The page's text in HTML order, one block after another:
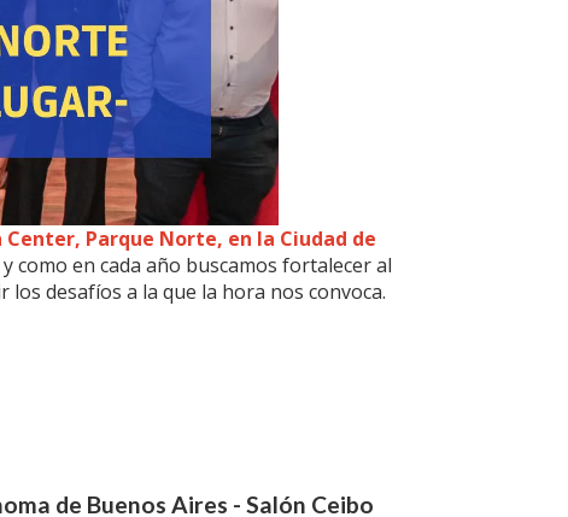
Center, Parque Norte, en la Ciudad de
y como en cada año buscamos fortalecer al
desafíos a la que la hora nos convoca.
de Buenos Aires - Salón Ceibo